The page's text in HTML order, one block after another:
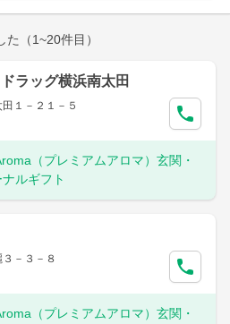
た （1~20件目）
ラッグ横浜南太田
１－２１－５
（プレミアムアロマ）玄関・
ルギフト
－３－８
（プレミアムアロマ）玄関・